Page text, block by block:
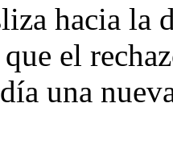
hacia
el
una